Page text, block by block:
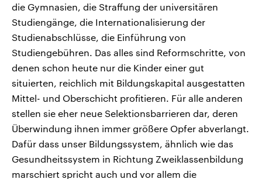
die Gymnasien, die Straffung der universitären
Studiengänge, die Internationalisierung der
Studienabschlüsse, die Einführung von
Studiengebühren. Das alles sind Reformschritte, von
denen schon heute nur die Kinder einer gut
situierten, reichlich mit Bildungskapital ausgestatten
Mittel- und Oberschicht profitieren. Für alle anderen
stellen sie eher neue Selektionsbarrieren dar, deren
Überwindung ihnen immer größere Opfer abverlangt.
Dafür dass unser Bildungssystem, ähnlich wie das
Gesundheitssystem in Richtung Zweiklassenbildung
marschiert spricht auch und vor allem die